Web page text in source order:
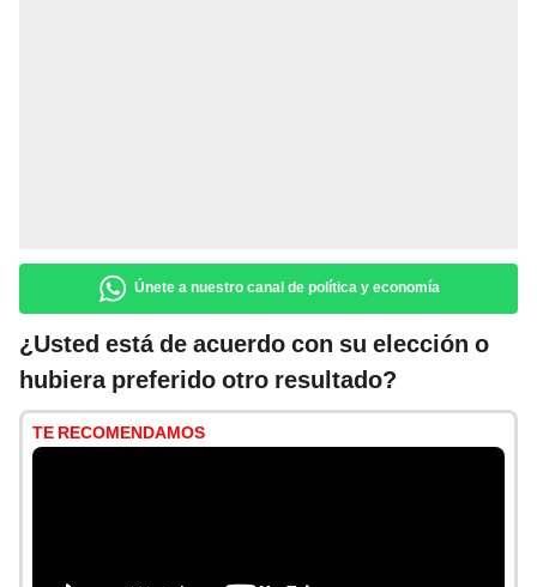
Únete a nuestro canal de política y economía
¿Usted está de acuerdo con su elección o
hubiera preferido otro resultado?
TE RECOMENDAMOS